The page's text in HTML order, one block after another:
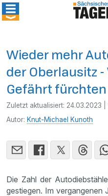
Wieder mehr
der Oberlausitz -
Gefährt
Zuletzt aktualisiert: 24.03.2023 |
Autor: Knut-Michael Kunoth
Die Zahl der
gestiegen. Im vergangenen